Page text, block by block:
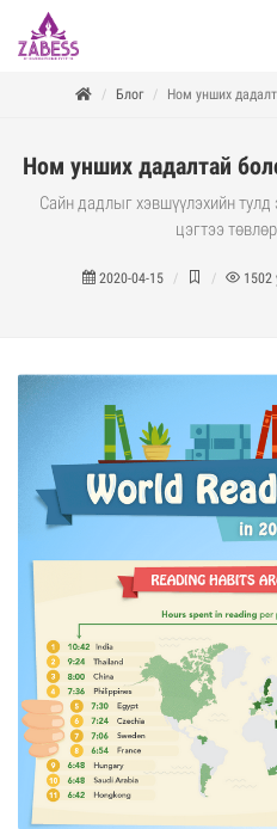
Блог Ном унших
Ном унших дадалтай
Сайн дадлыг хэвшүүлэхийн
цэгтээ
2020-04-15 1502